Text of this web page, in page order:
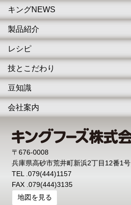
キングNEWS
製品紹介
レシピ
技とこだわり
豆知識
会社案内
〒676-0008
兵庫県高砂市荒井町新浜2丁目12番1号
TEL . 079(444)1157
FAX .079(444)3135
地図を見る